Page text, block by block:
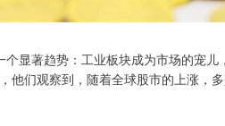
显著趋势：工业板块成为市场的宠儿
他们观察到，随着全球股市的上涨，